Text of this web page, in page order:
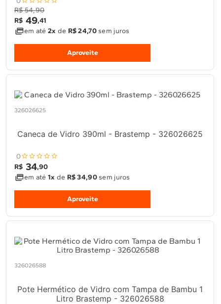
R$ 54,90
R$ 49,41
em até 2x de R$ 24,70sem juros
Aproveite
326026625
Caneca de Vidro 390ml - Brastemp - 326026625
0
R$ 34,90
em até 1x de R$ 34,90sem juros
Aproveite
326026588
Pote Hermético de Vidro com Tampa de Bambu 1
Litro Brastemp - 326026588